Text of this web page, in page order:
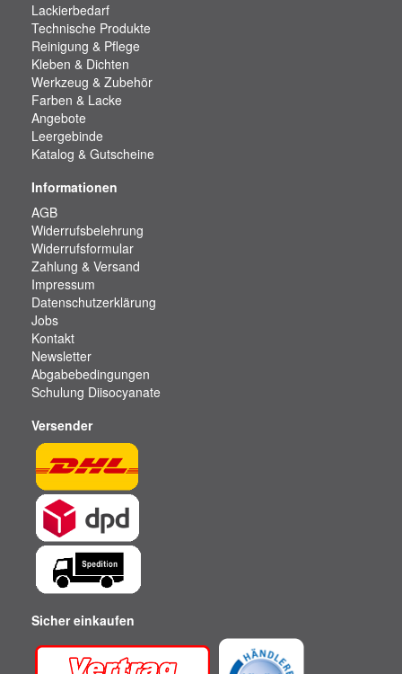
Lackierbedarf
Technische Produkte
Reinigung & Pflege
Kleben & Dichten
Werkzeug & Zubehör
Farben & Lacke
Angebote
Leergebinde
Katalog & Gutscheine
Informationen
AGB
Widerrufsbelehrung
Widerrufsformular
Zahlung & Versand
Impressum
Datenschutzerklärung
Jobs
Kontakt
Newsletter
Abgabebedingungen
Schulung Diisocyanate
Versender
Sicher einkaufen